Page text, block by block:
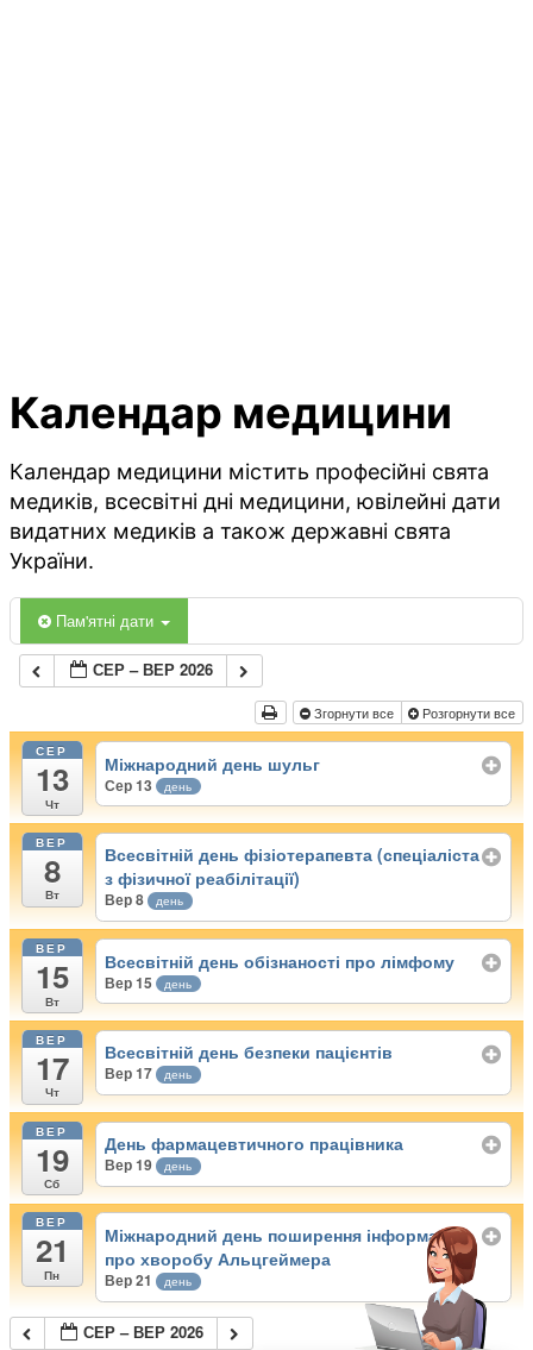
Календар медицини
Календар медицини містить професійні свята
медиків, всесвітні дні медицини, ювілейні дати
видатних медиків а також державні свята
України.
Пам'ятні дати
СЕР – ВЕР 2026
Згорнути все Розгорнути все
СЕР
13
Чт
Міжнародний день шульг
Сер 13 день
ВЕР
8
Вт
Всесвітній день фізіотерапевта (спеціаліста
з фізичної реабілітації)
Вер 8 день
ВЕР
15
Вт
Всесвітній день обізнаності про лімфому
Вер 15 день
ВЕР
17
Чт
Всесвітній день безпеки пацієнтів
Вер 17 день
ВЕР
19
Сб
День фармацевтичного працівника
Вер 19 день
ВЕР
21
Пн
Міжнародний день поширення інформації
про хворобу Альцгеймера
Вер 21 день
СЕР – ВЕР 2026